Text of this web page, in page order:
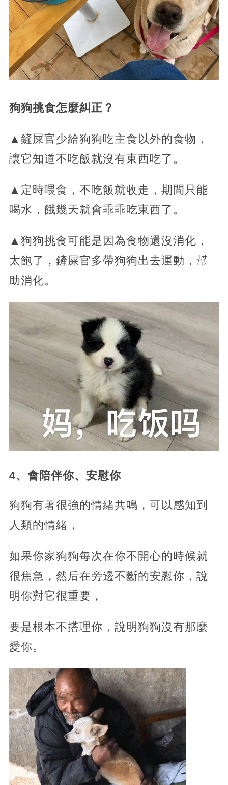
狗狗挑食怎麼糾正？
▲鏟屎官少給狗狗吃主食以外的食物，
讓它知道不吃飯就沒有東西吃了。
▲定時喂食，不吃飯就收走，期間只能
喝水，餓幾天就會乖乖吃東西了。
▲狗狗挑食可能是因為食物還沒消化，
太飽了，鏟屎官多帶狗狗出去運動，幫
助消化。
4、會陪伴你、安慰你
狗狗有著很強的情緒共鳴，可以感知到
人類的情緒，
如果你家狗狗每次在你不開心的時候就
很焦急，然后在旁邊不斷的安慰你，說
明你對它很重要，
要是根本不搭理你，說明狗狗沒有那麼
愛你。